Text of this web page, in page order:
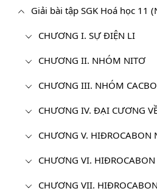
Giải bài tập SGK Hoá học 11
CHƯƠNG I. SỰ ĐIỆN LI
CHƯƠNG II. NHÓM NITƠ
CHƯƠNG III. NHÓM
CHƯƠNG IV. ĐẠI CƯƠNG
CHƯƠNG V. HIĐROCABON
CHƯƠNG VI.